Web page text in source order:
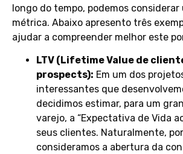
longo do tempo, podemos considerar
métrica. Abaixo apresento três
ajudar a compreender melhor este
LTV (Lifetime Value de
prospects): Em um dos
interessantes que
decidimos estimar, para um
varejo, a “Expectativa de Vida
seus clientes. Naturalmente,
consideramos a abertura da